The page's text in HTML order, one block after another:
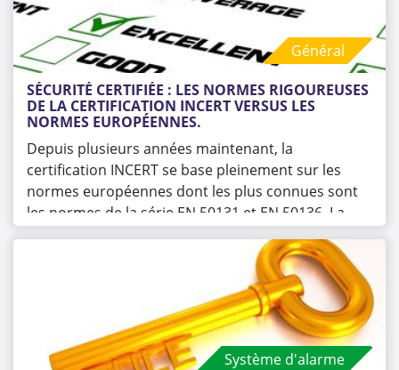
SÉCURITÉ CERTIFIÉE : LES NORMES RIGOUREUSES
DE LA CERTIFICATION INCERT VERSUS LES
NORMES EUROPÉENNES.
Depuis plusieurs années maintenant, la
certification INCERT se base pleinement sur les
normes européennes dont les plus connues sont
les normes de la série EN 50131 et EN 50136. La
cependant plus pointue sur des exigences
transversales, communes à tous les produits, mais
aussi sur des exigences complémentaires par
catégorie de produits spécifiquement, pour
lesquelles un descriptif précis est établi.
Général
Système d'alarme